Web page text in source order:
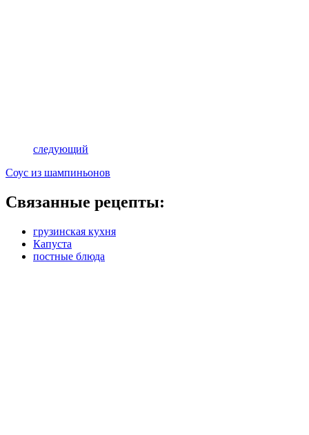
следующий
Соус из шампиньонов
Связанные рецепты:
грузинская кухня
Капуста
постные блюда